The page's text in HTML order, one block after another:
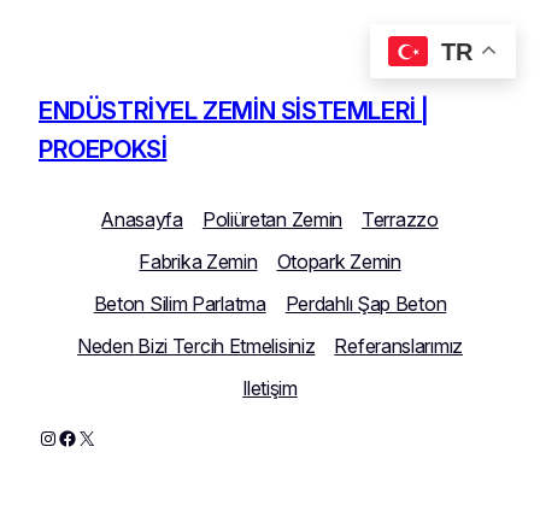
ENDÜSTRIYEL ZEMIN SISTEMLERI |
PROEPOKSI
Anasayfa Poliüretan Zemin
Terrazzo
Fabrika Zemin
Otopark Zemin
Beton Silim Parlatma
Perdahlı Şap Beton
Neden Bizi Tercih Etmelisiniz
Referanslarımız
Iletişim
Instagram
Facebook
X
TR